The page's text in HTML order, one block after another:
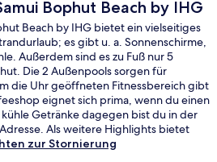
Bophut Beach by IHG
Beach by IHG bietet ein vielseitiges
es gibt u. a. Sonnenschirme,
Außerdem sind es zu Fuß nur 5
Die 2 Außenpools sorgen für
die Uhr geöffneten Fitnessbereich gibt
eignet sich prima, wenn du einen
Getränke dagegen bist du in der
Als weitere Highlights bietet
kostenlosen Kinderclub, eine
zur Stornierung